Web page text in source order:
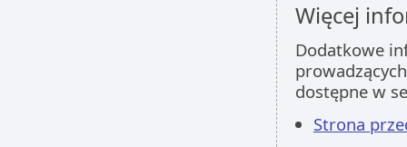
Więcej
Dodatkowe
dostępne w
Strona